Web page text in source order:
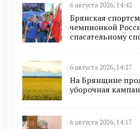
6 августа 2026, 14:42
Брянская
чемпионкой
спасательному
6 августа 2026, 14:27
На Брянщине
уборочная
6 августа 2026, 14:17